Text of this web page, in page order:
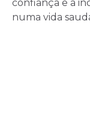
confiança e a
numa vida